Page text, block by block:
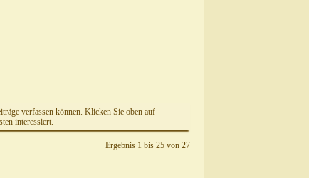
verfassen können. Klicken Sie oben auf
interessiert.
Ergebnis 1 bis 25 von 27